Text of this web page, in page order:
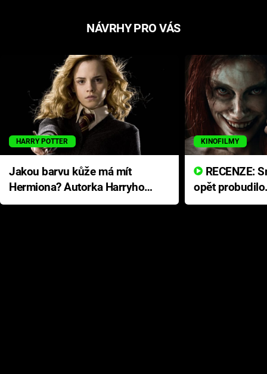
NÁVRHY PRO VÁS
HARRY POTTER
Jakou barvu kůže má mít
Hermiona? Autorka Harryho
Pottera přišla s ráznou
KINOFILMY
opět
přichází s